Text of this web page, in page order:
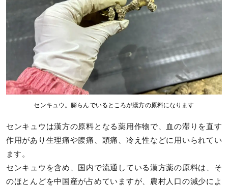
センキュウ。膨らんでいるところが漢方の原料になります
センキュウは漢方の原料となる薬用作物で、血の滞りを直す
作用があり生理痛や腹痛、頭痛、冷え性などに用いられてい
ます。
センキュウを含め、国内で流通している漢方薬の原料は、そ
のほとんどを中国産が占めていますが、農村人口の減少によ